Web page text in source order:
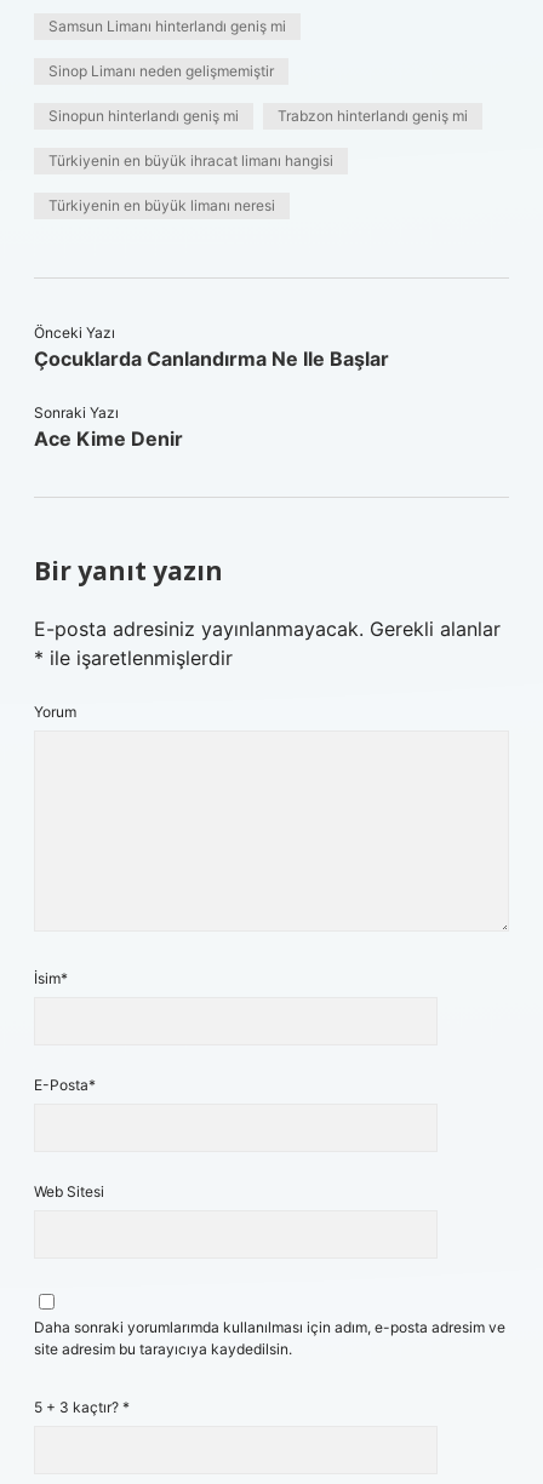
Samsun Limanı hinterlandı geniş mi
Sinop Limanı neden gelişmemiştir
Sinopun hinterlandı geniş mi Trabzon hinterlandı geniş mi
Türkiyenin en büyük ihracat limanı hangisi
Türkiyenin en büyük limanı neresi
Önceki Yazı
Çocuklarda Canlandırma Ne Ile Başlar
Sonraki Yazı
Ace Kime Denir
Bir yanıt yazın
E-posta adresiniz yayınlanmayacak. Gerekli alanlar
* ile işaretlenmişlerdir
Yorum
İsim*
E-Posta*
Web Sitesi
Daha sonraki yorumlarımda kullanılması için adım, e-posta adresim ve
site adresim bu tarayıcıya kaydedilsin.
5 + 3 kaçtır? *